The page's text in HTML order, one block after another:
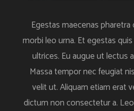
Egestas maecenas
morbi leo urna. Et egestas
ultrices. Eu augue ut lectus
Massa tempor nec feugiat
velit ut. Aliquam etiam erat
dictum non consectetur a.